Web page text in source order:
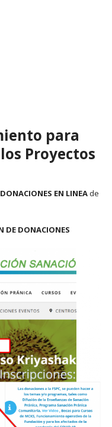
para
Proyectos
DONACIONES EN LINEAde
DE DONACIONES